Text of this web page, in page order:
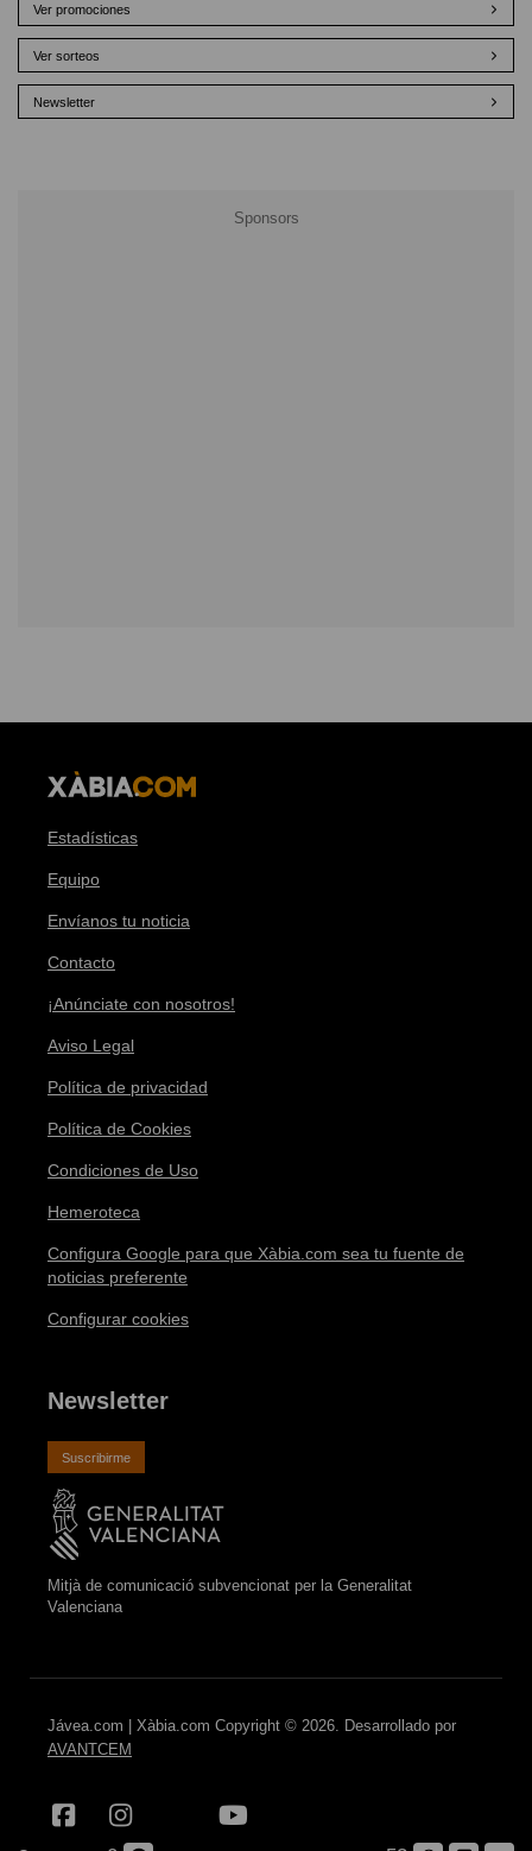
Ver promociones
Ver sorteos
Newsletter
Estadísticas
Equipo
Envíanos tu noticia
Contacto
¡Anúnciate con nosotros!
Aviso Legal
Política de privacidad
Política de Cookies
Condiciones de Uso
Hemeroteca
Configura Google para que Xàbia.com sea tu fuente de
noticias preferente
Configurar cookies
Newsletter
Suscribirme
Mitjà de comunicació subvencionat per la Generalitat
Valenciana
Jávea.com | Xàbia.com Copyright © 2026. Desarrollado por
AVANTCEM